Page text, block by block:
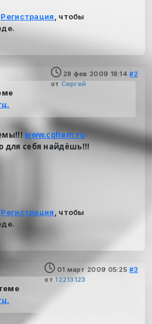
Регистрация
, чтобы
28 фев 2009 18:14 #2
от Cергей
www.cqham.ru
для себя найдёшь!!!
Регистрация
, чтобы
01 март 2009 05:25 #3
от12213123